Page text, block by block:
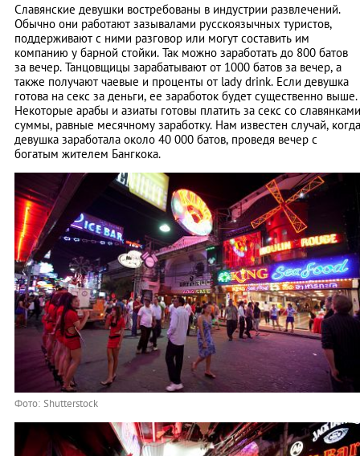
Славянские девушки востребованы в индустрии развлечений.
Обычно они работают зазывалами русскоязычных туристов,
поддерживают с ними разговор или могут составить им
компанию у барной стойки. Так можно заработать до 800 батов
за вечер. Танцовщицы зарабатывают от 1000 батов за вечер, а
также получают чаевые и проценты от lady drink. Если девушка
готова на секс за деньги, ее заработок будет существенно выше.
Некоторые арабы и азиаты готовы платить за секс со славянками
суммы, равные месячному заработку. Нам известен случай, когда
девушка заработала около 40 000 батов, проведя вечер с
богатым жителем Бангкока.
Фото: Shutterstock